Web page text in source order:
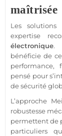
maîtrisée
Les solutions
expertise
électronique.
bénéficie de
pensé pour
desécurité
L’approche
robustesse
permettent de
particuliers